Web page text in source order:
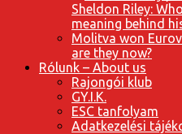
Sheldon Riley:
meaning behind
Molitva won
are they now?
Rólunk – About us
Rajongói klub
GY.I.K.
ESC tanfolyam
Adatkezelési